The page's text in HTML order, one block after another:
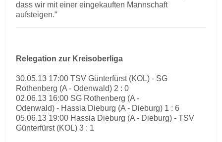
dass wir mit einer eingekauften Mannschaft
aufsteigen.“
Relegation zur Kreisoberliga
30.05.13 17:00 TSV Günterfürst (KOL) - SG
Rothenberg (A - Odenwald) 2 : 0
02.06.13 16:00 SG Rothenberg (A -
Odenwald) - Hassia Dieburg (A - Dieburg) 1 : 6
05.06.13 19:00 Hassia Dieburg (A - Dieburg) - TSV
Günterfürst (KOL) 3 : 1